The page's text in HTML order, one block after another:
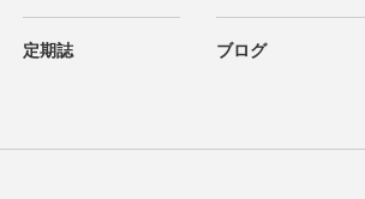
定期誌 ブログ